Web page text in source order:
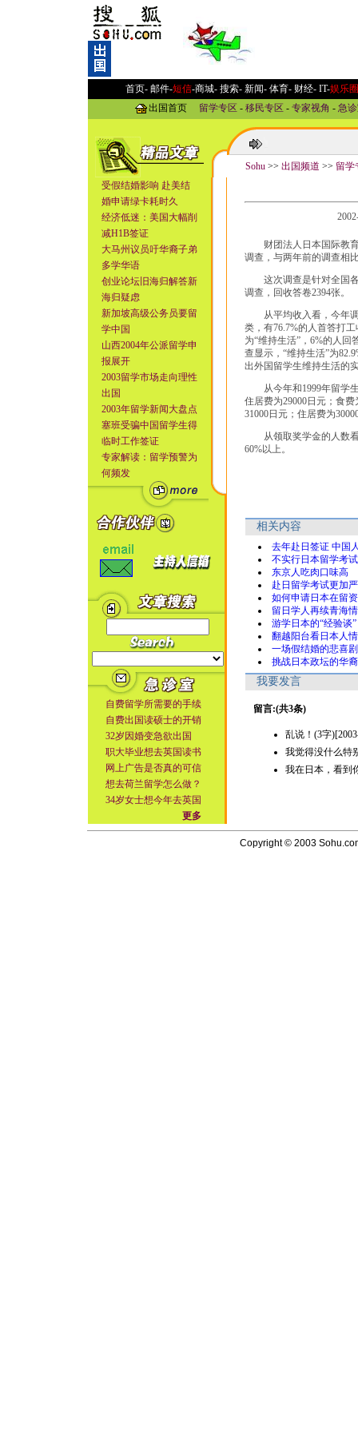
首页- 邮件-短信-商城- 搜索-新闻- 体育-财经- IT-娱乐圈
出国首页
留学专区- 移民专区- 专家视角 - 急
受假结婚影响 赴美结
婚申请绿卡耗时久
经济低迷：美国大幅削
减H1B签证
大马州议员吁华裔子弟
多学华语
创业论坛旧海归解答新
海归疑虑
新加坡高级公务员要留
学中国
山西2004年公派留学申
报展开
2003留学市场走向理性
出国
2003年留学新闻大盘点
塞班受骗中国留学生得
临时工作签证
专家解读：留学预警为
何频发
自费留学所需要的手续
自费出国读硕士的开销
32岁因婚变急欲出国
职大毕业想去英国读书
网上广告是否真的可信
想去荷兰留学怎么做？
34岁女士想今年去英国
更多
Sohu >> 出国频道 >> 留学
财团法人日本国际教育
调查，与两年前的调查相
这次调查是针对全国各
调查，回收答卷2394张。
从平均收入看，今年调
类，有76.7%的人首答打
为“维持生活”，6%的人回
查显示，“维持生活”为
出外国留学生维持生活的
从今年和1999年留学生
住居费为29000日元；食
31000日元；住居费为
从领取奖学金的人数看
60%以上。
相关内容
去年赴日签证 中国
不实行日本留学考
东京人吃肉口味高
赴日留学考试更加
如何申请日本在留
留日学人再续青海
游学日本的“经验谈”
翻越阳台看日本人情
一场假结婚的悲喜剧
挑战日本政坛的华裔
我要发言
留言:(共3条)
乱说！(3字
我觉得没什么特
我在日本，看到
Copyright © 2003